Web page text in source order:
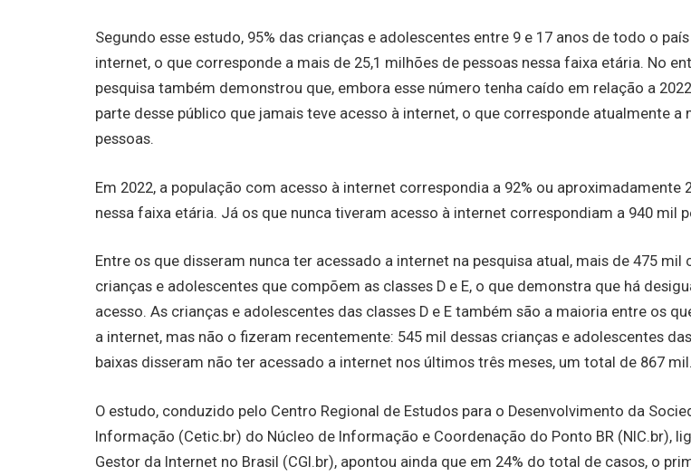
Segundo esse estudo, 95% das crianças e adolescentes entre 9 e 17 anos de todo o
internet, o que corresponde a mais de 25,1 milhões de pessoas nessa faixa etária. No
pesquisa também demonstrou que, embora esse número tenha caído em relação a
parte desse público que jamais teve acesso à internet, o que corresponde atualmente a
pessoas.
Em 2022, a população com acesso à internet correspondia a 92% ou aproximadamente
nessa faixa etária. Já os que nunca tiveram acesso à internet correspondiam a 940 mil
Entre os que disseram nunca ter acessado a internet na pesquisa atual, mais de 475 mil
crianças e adolescentes que compõem as classes D e E, o que demonstra que há
acesso. As crianças e adolescentes das classes D e E também são a maioria entre os
a internet, mas não o fizeram recentemente: 545 mil dessas crianças e adolescentes
baixas disseram não ter acessado a internet nos últimos três meses, um total de 867 mil.
O estudo, conduzido pelo Centro Regional de Estudos para o Desenvolvimento da
Informação (Cetic.br) do Núcleo de Informação e Coordenação do Ponto BR (NIC.br),
Gestor da Internet no Brasil (CGI.br), apontou ainda que em 24% do total de casos, o